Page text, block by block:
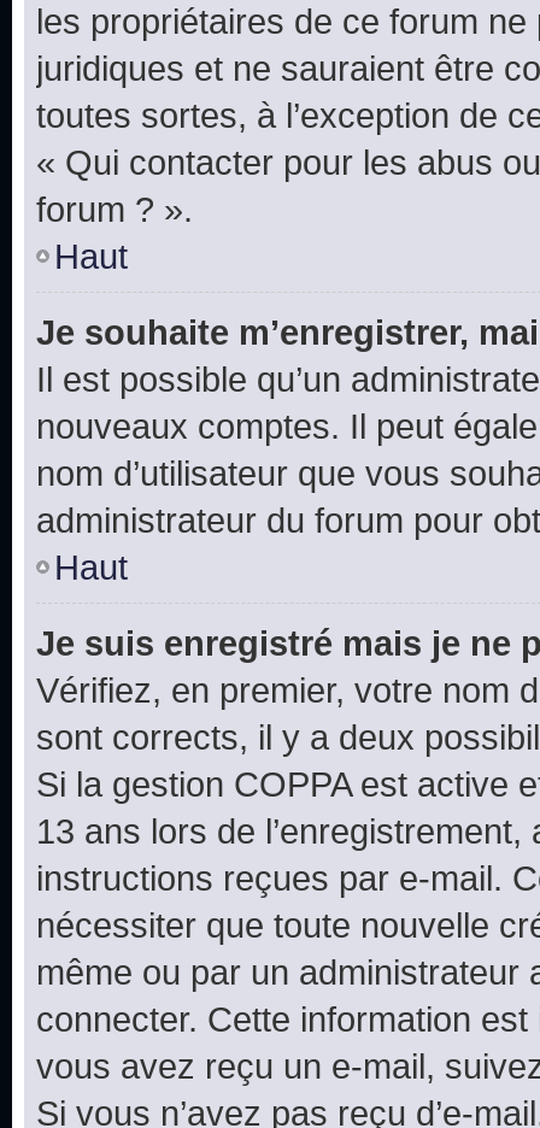
les propriétaires de ce forum
juridiques et ne sauraient être
toutes sortes, à l’exception de
« Qui contacter pour les abus
forum ? ».
Haut
Je souhaite m’enregistrer,
Il est possible qu’un
nouveaux comptes. Il peut
nom d’utilisateur que vous
administrateur du forum pour
Haut
Je suis enregistré mais je ne
Vérifiez, en premier, votre nom
sont corrects, il y a deux
Si la gestion COPPA est active
13 ans lors de
instructions reçues par e-mail.
nécessiter que toute nouvelle
même ou par un
connecter. Cette information
vous avez reçu un e-mail,
Si vous n’avez pas reçu d’e-